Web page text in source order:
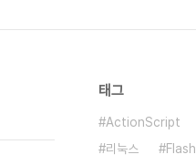
태그
ActionScript
리눅스
Flash